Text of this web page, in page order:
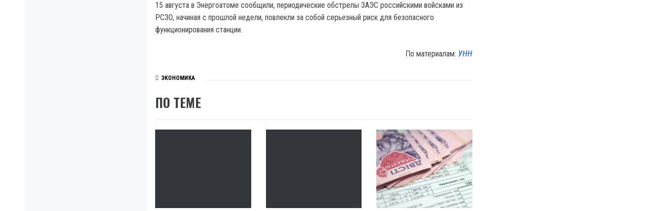
15 августа в Энергоатоме сообщили, периодические обстрелы ЗАЭС российскими войсками из
РСЗО, начиная с прошлой недели, повлекли за собой серьезный риск для безопасного
функционирования станции.
По материалам: УНН
ЭКОНОМИКА
ПО ТЕМЕ